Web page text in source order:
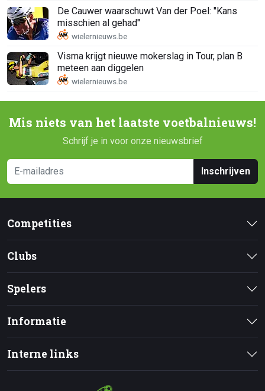
De Cauwer waarschuwt Van der Poel: "Kans
misschien al gehad"
Visma krijgt nieuwe mokerslag in Tour, plan B
meteen aan diggelen
Mis niets van het laatste voetbalnieuws!
Schrijf je in voor onze nieuwsbrief
Inschrijven
Competities
Clubs
Spelers
Informatie
Interne links